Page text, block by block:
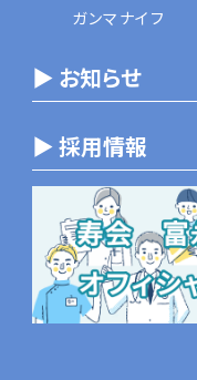
ガンマナイフ
▶ お知らせ
▶ 採用情報